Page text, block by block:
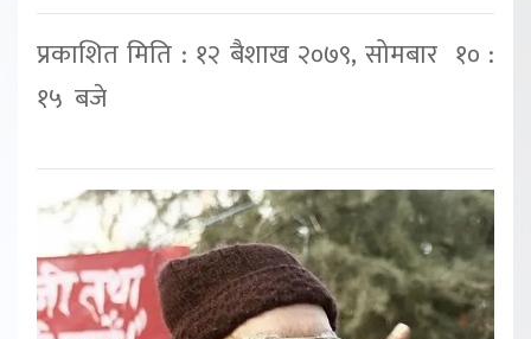
प्रकाशित मिति : १२ बैशाख २०७९, सोमबार १० :
१५ बजे